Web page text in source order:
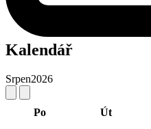
Kalendář
Srpen2026
Po Út